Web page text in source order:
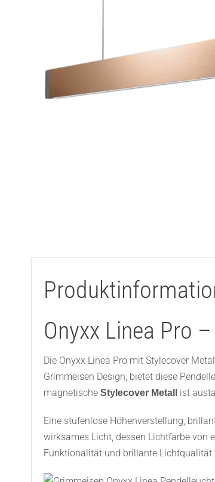
Onyxx Linea Pro
Die Onyxx Linea Pro mit Stylecover
Grimmeisen Design, bietet diese
magnetische Stylecover Metall ist
Eine stufenlose Höhenverstellung,
wirksames Licht, dessen Lichtfarbe von
Funktionalität und brillante Lichtqualität